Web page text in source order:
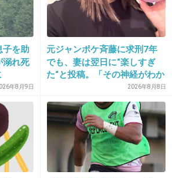
ぐ産まれると思ってたんです
+24 -5
+4 -92
子を助
溺れ死
年8月9日
元ジャンポケ斉藤に求刑7年
でも、妻は翌日に“楽しすぎ
た“と投稿。「その神経がわか
2026年8月8日